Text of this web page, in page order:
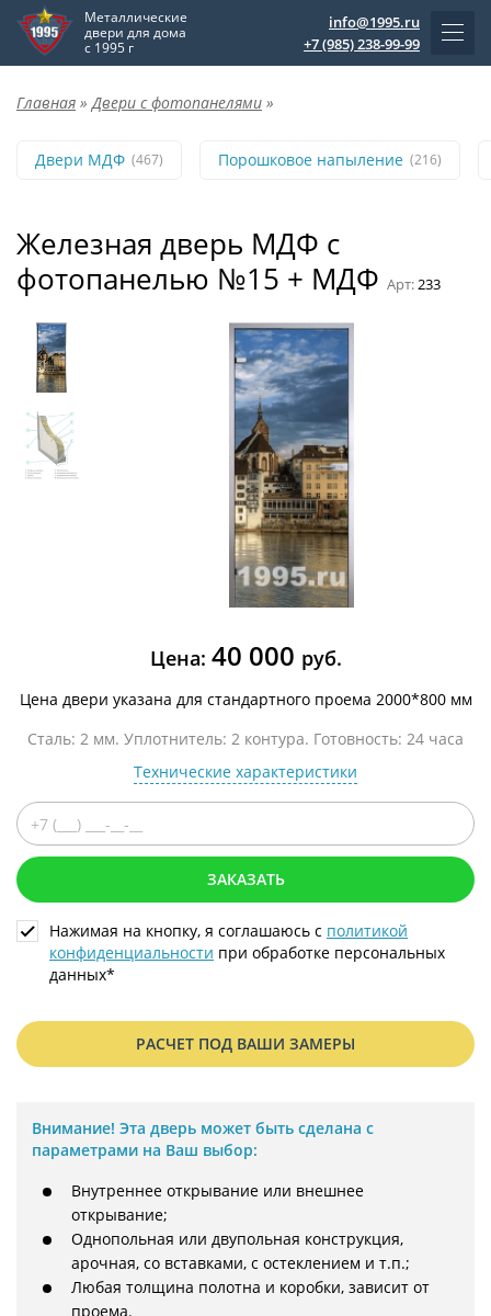
Металлические
двери для дома
с 1995 г
info@1995.ru
+7 (985) 238-99-99
Главная » Двери с фотопанелями »
Двери МДФ (467) Порошковое напыление (216)
Железная дверь МДФ с
фотопанелью №15 + МДФ Арт:233
Цена: 40 000 руб.
Цена двери указана для стандартного проема 2000*800 мм
Сталь: 2 мм. Уплотнитель: 2 контура. Готовность: 24 часа
Технические характеристики
ЗАКАЗАТЬ
Нажимая на кнопку, я соглашаюсь с политикой
конфиденциальности при обработке персональных
данных*
РАСЧЕТ ПОД ВАШИ ЗАМЕРЫ
Внимание! Эта дверь может быть сделана с
параметрами на Ваш выбор:
Внутреннее открывание или внешнее
открывание;
Однопольная или двупольная конструкция,
арочная, со вставками, с остеклением и т.п.;
Любая толщина полотна и коробки, зависит от
проема.